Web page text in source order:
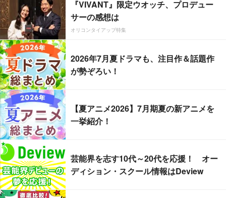
『VIVANT』限定ウオッチ、プロデュー
サーの感想は
オリコンタイアップ特集
2026年7月夏ドラマも、注目作＆話題作
が勢ぞろい！
【夏アニメ2026】7月期夏の新アニメを
一挙紹介！
芸能界を志す10代～20代を応援！ オー
ディション・スクール情報はDeview